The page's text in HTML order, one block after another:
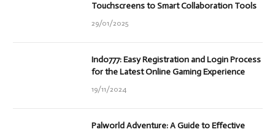
Touchscreens to Smart Collaboration Tools
29/01/2025
Indo777: Easy Registration and Login Process
for the Latest Online Gaming Experience
19/11/2024
Palworld Adventure: A Guide to Effective